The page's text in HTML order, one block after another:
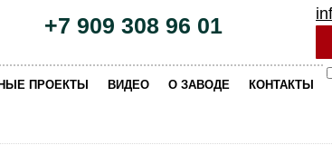
+7 909 308 96 01
ПРОЕКТЫ ВИДЕО О ЗАВОДЕ КОНТАКТЫ